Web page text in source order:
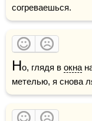
согреваешься.
Но, глядя в окна
метелью, я снова